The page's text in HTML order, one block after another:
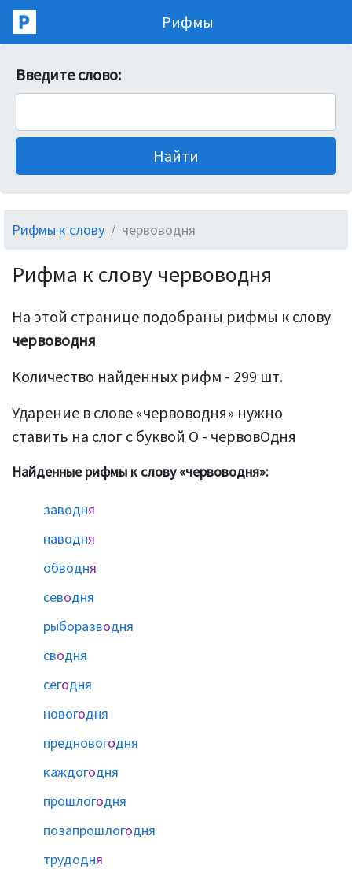
Рифмы
Введите слово:
Рифмы к слову червоводня
Рифма к слову червоводня
На этой странице подобраны рифмы к слову
червоводня
Количество найденных рифм - 299 шт.
Ударение в слове «червоводня» нужно
ставить на слог с буквой О - червовОдня
Найденные рифмы к слову «червоводня»:
заводня
наводня
обводня
севодня
рыборазводня
сводня
сегодня
новогодня
предновогодня
каждогодня
прошлогодня
позапрошлогодня
трудодня